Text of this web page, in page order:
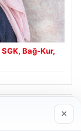
Bağ-Kur,
×